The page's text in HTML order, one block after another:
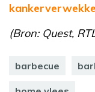
(Bron: Quest,
barbecue